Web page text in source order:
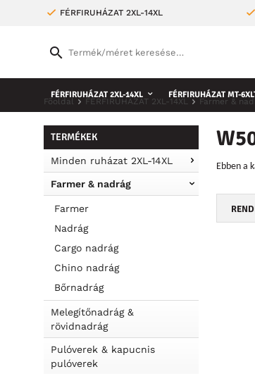
FÉRFIRUHÁZAT 2XL-14XL
FÉRFIRUHÁZAT 2XL-14XL FÉRFIRUHÁZAT MT-
Főoldal FÉRFIRUHÁZAT 2XL-14XL Farmer &
TERMÉKEK
Minden ruházat 2XL-14XL
Farmer & nadrág
Farmer
Nadrág
Cargo nadrág
Chino nadrág
Bőrnadrág
Melegítőnadrág &
rövidnadrág
Pulóverek & kapucnis
pulóverek
Ebben a